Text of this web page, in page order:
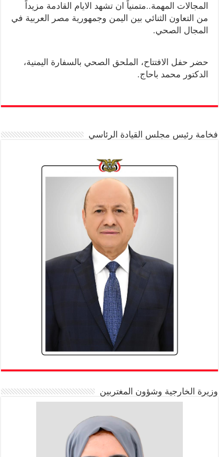
المجالات المهمة..متمنياً ان تشهد الايام القادمة مزيداً
من التعاون الثنائي بين اليمن وجمهورية مصر العربية في
المجال الصحي.
حضر حفل الافتتاح، الملحق الصحي بالسفارة اليمنية،
الدكتور محمد باحاج.
فخامة رئيس مجلس القيادة الرئاسي
وزيرة الخارجية وشؤون المغتربين